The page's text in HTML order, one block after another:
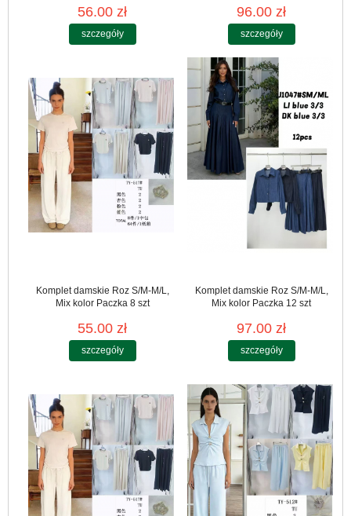
56.00 zł
szczegóły
96.00 zł
szczegóły
Komplet damskie Roz S/M-M/L,
Mix kolor Paczka 8 szt
55.00 zł
szczegóły
Komplet damskie Roz S/M-M/L,
Mix kolor Paczka 12 szt
97.00 zł
szczegóły